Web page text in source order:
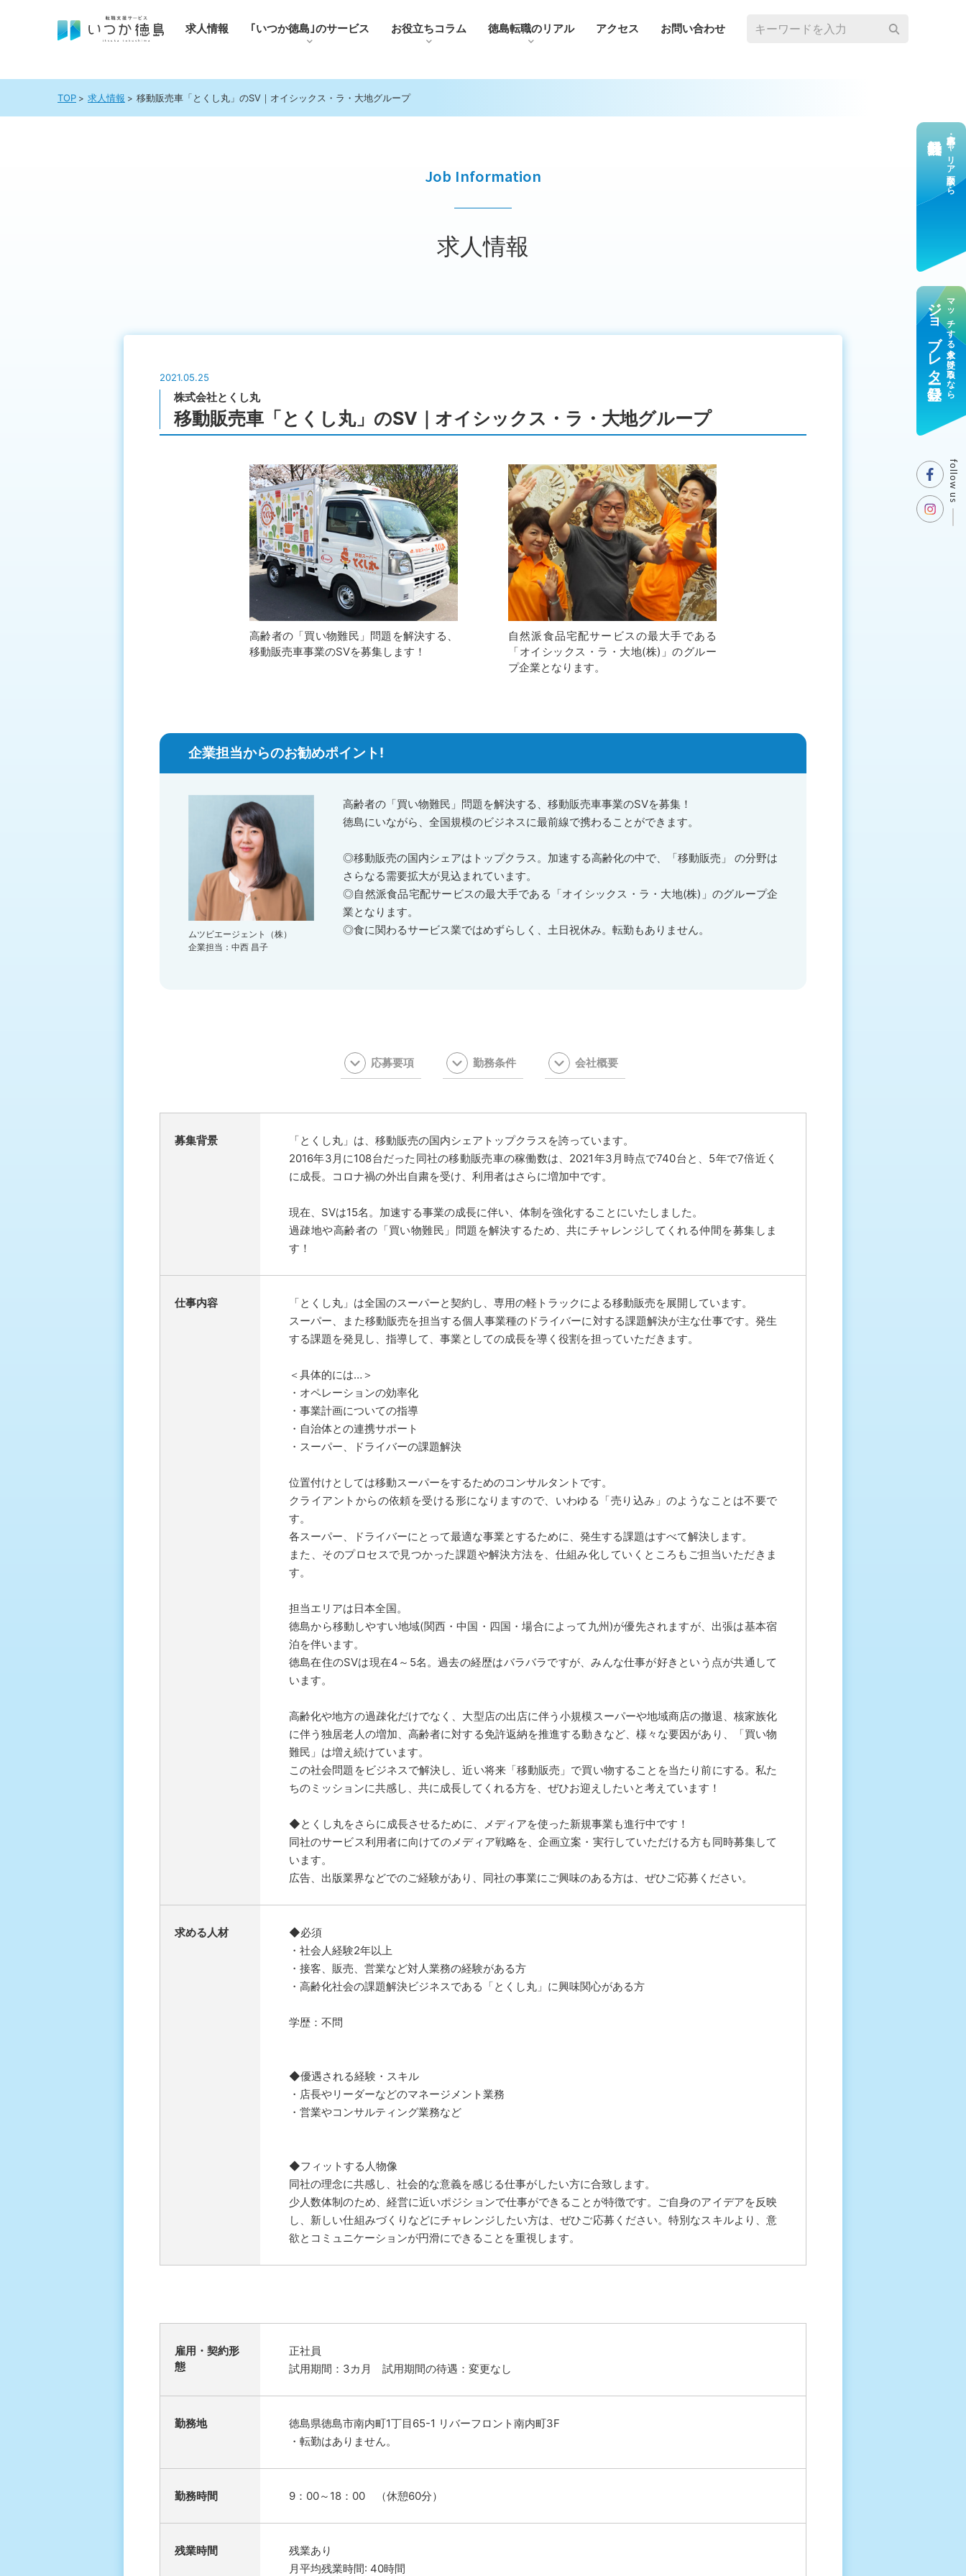
求人情報 ｢いつか徳島｣のサービス お役⽴ちコラム 徳島転職のリアル アクセス お問い合わせ
TOP 求人情報 移動販売車「とくし丸」のSV｜オイシックス・ラ・大地グループ
Job Information
求人情報
2021.05.25
株式会社とくし丸
移動販売車「とくし丸」のSV｜オイシックス・ラ・大地グループ
高齢者の「買い物難民」問題を解決する、
移動販売車事業のSVを募集します！
自然派食品宅配サービスの最大手である
「オイシックス・ラ・大地(株)」のグルー
プ企業となります。
企業担当からのお勧めポイント!
ムツビエージェント（株）
企業担当：中西 昌子
高齢者の「買い物難民」問題を解決する、移動販売車事業のSVを募集！
徳島にいながら、全国規模のビジネスに最前線で携わることができます。
◎移動販売の国内シェアはトップクラス。加速する高齢化の中で、「移動販売」 の分野は
さらなる需要拡大が見込まれています。
◎自然派食品宅配サービスの最大手である「オイシックス・ラ・大地(株)」のグループ企
業となります。
◎食に関わるサービス業ではめずらしく、土日祝休み。転勤もありません。
応募要項 勤務条件 会社概要
募集背景
「とくし丸」は、移動販売の国内シェアトップクラスを誇っています。
2016年3月に108台だった同社の移動販売車の稼働数は、2021年3月時点で740台と、5年で7倍近く
に成長。コロナ禍の外出自粛を受け、利用者はさらに増加中です。
現在、SVは15名。加速する事業の成長に伴い、体制を強化することにいたしました。
過疎地や高齢者の「買い物難民」問題を解決するため、共にチャレンジしてくれる仲間を募集しま
す！
仕事内容
「とくし丸」は全国のスーパーと契約し、専用の軽トラックによる移動販売を展開しています。
スーパー、また移動販売を担当する個人事業種のドライバーに対する課題解決が主な仕事です。発生
する課題を発見し、指導して、事業としての成長を導く役割を担っていただきます。
＜具体的には…＞
・オペレーションの効率化
・事業計画についての指導
・自治体との連携サポート
・スーパー、ドライバーの課題解決
位置付けとしては移動スーパーをするためのコンサルタントです。
クライアントからの依頼を受ける形になりますので、いわゆる「売り込み」のようなことは不要で
す。
各スーパー、ドライバーにとって最適な事業とするために、発生する課題はすべて解決します。
また、そのプロセスで見つかった課題や解決方法を、仕組み化していくところもご担当いただきま
す。
担当エリアは日本全国。
徳島から移動しやすい地域(関西・中国・四国・場合によって九州)が優先されますが、出張は基本宿
泊を伴います。
徳島在住のSVは現在4～5名。過去の経歴はバラバラですが、みんな仕事が好きという点が共通して
います。
高齢化や地方の過疎化だけでなく、大型店の出店に伴う小規模スーパーや地域商店の撤退、核家族化
に伴う独居老人の増加、高齢者に対する免許返納を推進する動きなど、様々な要因があり、「買い物
難民」は増え続けています。
この社会問題をビジネスで解決し、近い将来「移動販売」で買い物することを当たり前にする。私た
ちのミッションに共感し、共に成長してくれる方を、ぜひお迎えしたいと考えています！
◆とくし丸をさらに成長させるために、メディアを使った新規事業も進行中です！
同社のサービス利用者に向けてのメディア戦略を、企画立案・実行していただける方も同時募集して
います。
広告、出版業界などでのご経験があり、同社の事業にご興味のある方は、ぜひご応募ください。
求める人材
◆必須
・社会人経験2年以上
・接客、販売、営業など対人業務の経験がある方
・高齢化社会の課題解決ビジネスである「とくし丸」に興味関心がある方
学歴：不問
◆優遇される経験・スキル
・店長やリーダーなどのマネージメント業務
・営業やコンサルティング業務など
◆フィットする人物像
同社の理念に共感し、社会的な意義を感じる仕事がしたい方に合致します。
少人数体制のため、経営に近いポジションで仕事ができることが特徴です。ご自身のアイデアを反映
し、新しい仕組みづくりなどにチャレンジしたい方は、ぜひご応募ください。特別なスキルより、意
欲とコミュニケーションが円滑にできることを重視します。
雇⽤・契約形
態
正社員
試用期間：3カ月 試用期間の待遇：変更なし
勤務地
徳島県徳島市南内町1丁目65-1 リバーフロント南内町3F
・転勤はありません。
勤務時間 9：00～18：00 （休憩60分）
残業時間
残業あり
月平均残業時間: 40時間
求⼈応募・キャリア⾯談なら
マッチする求人を受け取るなら
ジョブレター登録
follow us